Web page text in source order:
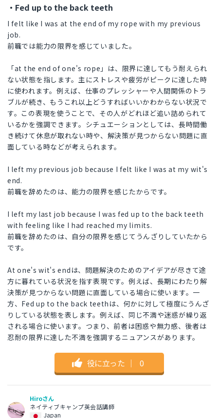
・Fed up to the back teeth
I felt like I was at the end of my rope with my previous
job.
前職では能力の限界を感じていました。
「at the end of one's rope」は、限界に達してもう耐えられ
ない状態を指します。主にストレスや疲労がピークに達した時
に使われます。例えば、仕事のプレッシャーや人間関係のトラ
ブルが続き、もうこれ以上どうすればいいかわからない状況で
す。この表現を使うことで、その人がどれほど追い詰められて
いるかを強調できます。シチュエーションとしては、長時間働
き続けて休息が取れない時や、解決策が見つからない問題に直
面している時などが考えられます。
I left my previous job because I felt like I was at my wit's
end.
前職を辞めたのは、能力の限界を感じたからです。
I left my last job because I was fed up to the back teeth
with feeling like I had reached my limits.
前職を辞めたのは、自分の限界を感じてうんざりしていたから
です。
At one's wit's endは、問題解決のためのアイデアが尽きて途
方に暮れている状況を指す表現です。例えば、長期にわたり解
決策が見つからない問題に直面している場合に使います。一
方、Fed up to the back teethは、何かに対して極度にうんざ
りしている状態を表します。例えば、同じ不満や迷惑が繰り返
される場合に使います。つまり、前者は困惑や無力感、後者は
忍耐の限界に達した不満を強調するニュアンスがあります。
役に立った ｜ 0
Hiroさん
ネイティブキャンプ英会話講師
Japan